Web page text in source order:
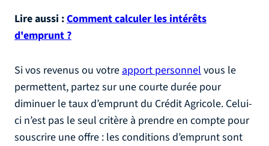
Lire aussi :Comment calculer les intérêts
d'emprunt ?
Si vos revenus ou votreapport personnelvous le
permettent, partez sur une courte durée pour
diminuer le taux d’emprunt du Crédit Agricole. Celui-
ci n’est pas le seul critère à prendre en compte pour
souscrire une offre : les conditions d’emprunt sont